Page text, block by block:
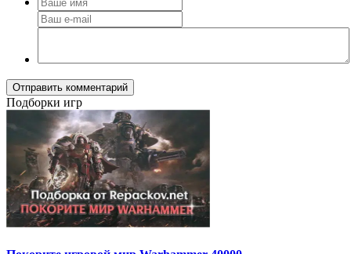
Отправить комментарий
Подборки игр